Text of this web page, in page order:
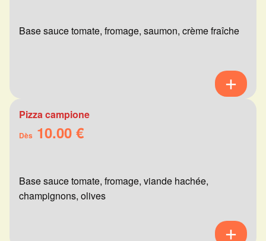
Base sauce tomate, fromage, saumon, crème fraîche
Pizza campione
Dès 10.00 €
Base sauce tomate, fromage, viande hachée,
champignons, olives